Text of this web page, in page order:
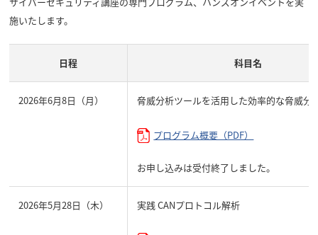
施いたします。
日程 科目名
2026年6月8日（月） 脅威分析ツールを活用した効率的な脅威分
プログラム概要（PDF）
お申し込みは受付終了しました。
2026年5月28日（木） 実践 CANプロトコル解析